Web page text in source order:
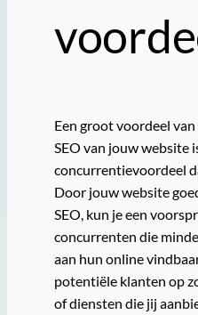
Een groot voordeel
SEO van jouw website
concurrentievoordeel
Door jouw website
SEO, kun je een
concurrenten die
aan hun online
potentiële klanten op
of diensten die jij